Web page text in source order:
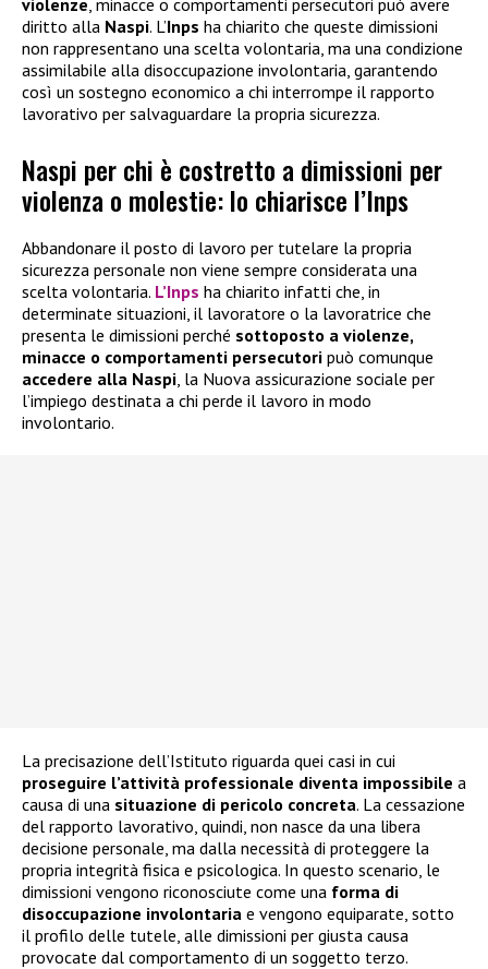
violenze, minacce o comportamenti persecutori può avere
diritto alla Naspi. L’Inps ha chiarito che queste dimissioni
non rappresentano una scelta volontaria, ma una condizione
assimilabile alla disoccupazione involontaria, garantendo
così un sostegno economico a chi interrompe il rapporto
lavorativo per salvaguardare la propria sicurezza.
Naspi per chi è costretto a dimissioni per
violenza o molestie: lo chiarisce l’Inps
Abbandonare il posto di lavoro per tutelare la propria
sicurezza personale non viene sempre considerata una
scelta volontaria. L’Inps ha chiarito infatti che, in
determinate situazioni, il lavoratore o la lavoratrice che
presenta le dimissioni perché sottoposto a violenze,
minacce o comportamenti persecutori può comunque
accedere alla Naspi , la Nuova assicurazione sociale per
l’impiego destinata a chi perde il lavoro in modo
involontario.
La precisazione dell’Istituto riguarda quei casi in cui
proseguire l’attività professionale diventa impossibile a
causa di una situazione di pericolo concreta. La cessazione
del rapporto lavorativo, quindi, non nasce da una libera
decisione personale, ma dalla necessità di proteggere la
propria integrità fisica e psicologica. In questo scenario, le
dimissioni vengono riconosciute come una forma di
disoccupazione involontaria e vengono equiparate, sotto
il profilo delle tutele, alle dimissioni per giusta causa
provocate dal comportamento di un soggetto terzo.